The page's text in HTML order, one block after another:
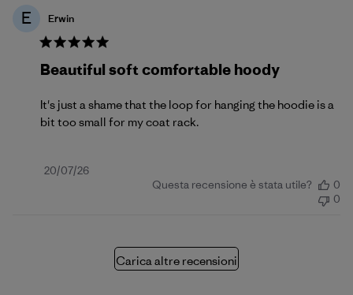
E Erwin
Beautiful soft comfortable hoody
It's just a shame that the loop for hanging the hoodie is a
bit too small for my coat rack.
Data
20/07/26
Questa recensione è stata utile?
0
0
Carica altre recensioni